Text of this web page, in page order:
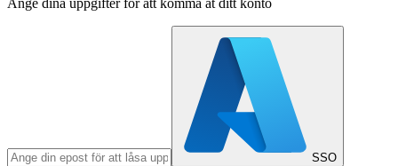
Ange dina uppgifter för att komma åt ditt konto
SSO